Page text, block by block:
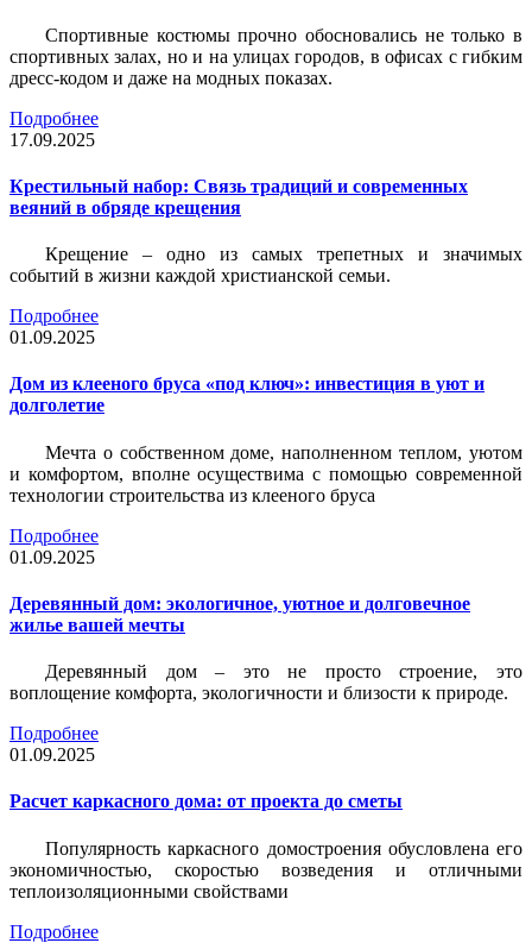
Спортивные костюмы прочно обосновались не только в
спортивных залах, но и на улицах городов, в офисах с гибким
дресс-кодом и даже на модных показах.
Подробнее
17.09.2025
Крестильный набор: Связь традиций и современных
веяний в обряде крещения
Крещение – одно из самых трепетных и значимых
событий в жизни каждой христианской семьи.
Подробнее
01.09.2025
Дом из клееного бруса «под ключ»: инвестиция в уют и
долголетие
Мечта о собственном доме, наполненном теплом, уютом
и комфортом, вполне осуществима с помощью современной
технологии строительства из клееного бруса
Подробнее
01.09.2025
Деревянный дом: экологичное, уютное и долговечное
жилье вашей мечты
Деревянный дом – это не просто строение, это
воплощение комфорта, экологичности и близости к природе.
Подробнее
01.09.2025
Расчет каркасного дома: от проекта до сметы
Популярность каркасного домостроения обусловлена его
экономичностью, скоростью возведения и отличными
теплоизоляционными свойствами
Подробнее